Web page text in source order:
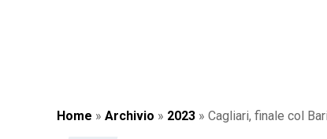
Home » Archivio » 2023 » Cagliari, finale col